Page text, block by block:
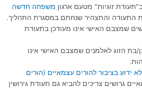
זוגיות" מטעם ארגון משפחה חדשה
התעודה והתצהיר שנחתם במסגרת התהליך.
שמצבם האישי אינו מעודכן בתעודת
בת הזוג לאלמנים שמצבם האישי אינו
ידוע בציבור להורים עצמאיים (הורים
גרושים צריכים להביא גם תעודת גירושין